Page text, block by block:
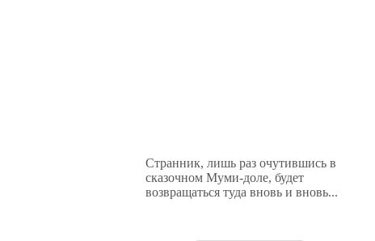
Странник, лишь раз очутившись в
сказочном Муми-доле, будет
возвращаться туда вновь и вновь...